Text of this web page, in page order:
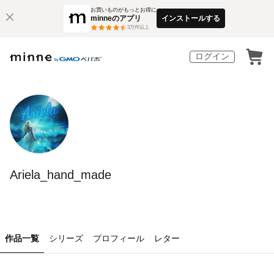
お買いものがもっとお得に
minneのアプリ
3万件以上
インストールする
ログイン
Ariela_hand_made
作品一覧 シリーズ プロフィール レター